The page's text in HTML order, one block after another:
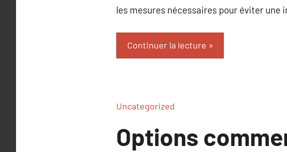
les mesures nécessaires pour éviter
Continuer la lecture
Uncategorized
Options